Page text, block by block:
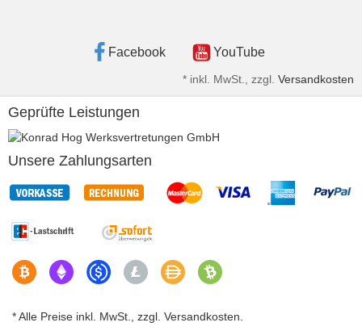
Facebook YouTube
* inkl. MwSt., zzgl. Versandkosten
Geprüfte Leistungen
Unsere Zahlungsarten
* Alle Preise inkl. MwSt., zzgl. Versandkosten.